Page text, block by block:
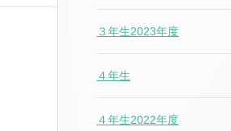
３年生2023年度
４年生
４年生2022年度